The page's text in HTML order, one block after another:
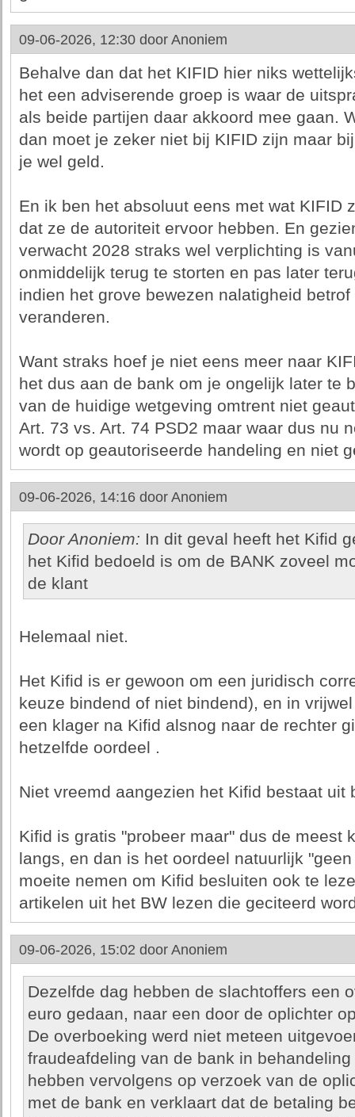
09-06-2026, 12:30 door Anoniem
Behalve dan dat het KIFID hier niks
het een adviserende groep is waar de
als beide partijen daar akkoord mee gaan.
dan moet je zeker niet bij KIFID zijn maar
je wel geld.
En ik ben het absoluut eens met wat KIFID
dat ze de autoriteit ervoor hebben. En
verwacht 2028 straks wel verplichting is
onmiddelijk terug te storten en pas later
indien het grove bewezen nalatigheid
veranderen.
Want straks hoef je niet eens meer naar
het dus aan de bank om je ongelijk later te
van de huidige wetgeving omtrent niet
Art. 73 vs. Art. 74 PSD2 maar waar dus nu
wordt op geautoriseerde handeling en niet
09-06-2026, 14:16 door Anoniem
Door Anoniem: In dit geval heeft het Kifid
het Kifid bedoeld is om de BANK zoveel
de klant
Helemaal niet.
Het Kifid is er gewoon om een juridisch
keuze bindend of niet bindend), en in
een klager na Kifid alsnog naar de rechter
hetzelfde oordeel .
Niet vreemd aangezien het Kifid bestaat uit
Kifid is gratis "probeer maar" dus de meest
langs, en dan is het oordeel natuurlijk
moeite nemen om Kifid besluiten ook te
artikelen uit het BW lezen die geciteerd
09-06-2026, 15:02 door Anoniem
Dezelfde dag hebben de slachtoffers een
euro gedaan, naar een door de oplichter
De overboeking werd niet meteen
fraudeafdeling van de bank in
hebben vervolgens op verzoek van de
met de bank en verklaart dat de betaling